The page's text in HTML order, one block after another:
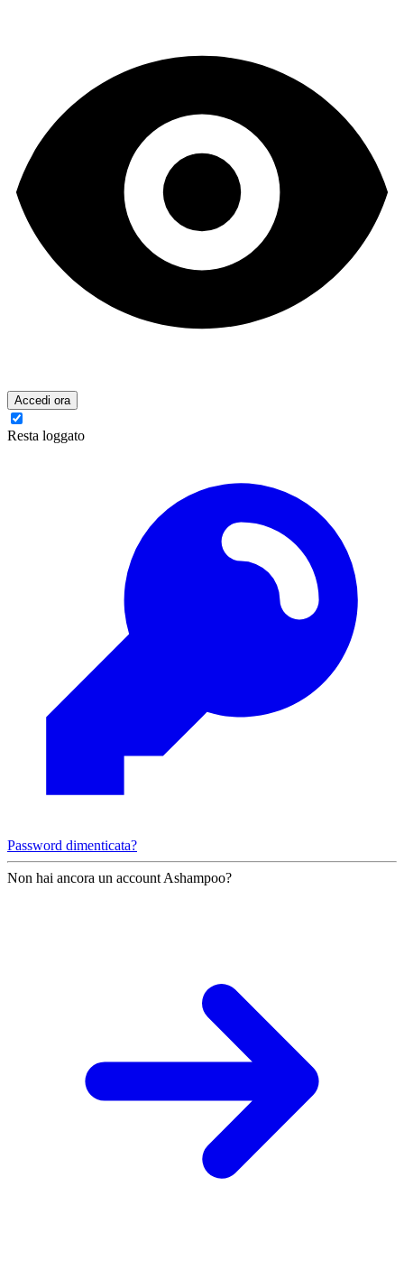
Accedi ora
Resta loggato
Password dimenticata?
Non hai ancora un account Ashampoo?